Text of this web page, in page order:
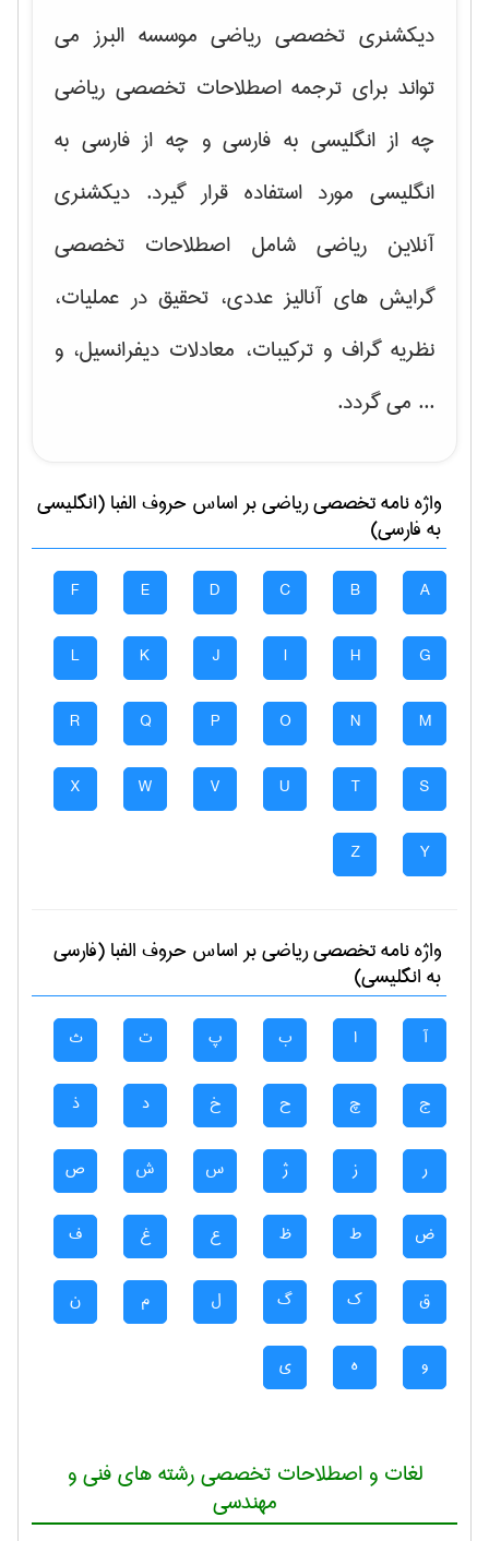
دیکشنری تخصصی ریاضی موسسه البرز می
تواند برای ترجمه اصطلاحات تخصصی ریاضی
چه از انگلیسی به فارسی و چه از فارسی به
انگلیسی مورد استفاده قرار گیرد. دیکشنری
آنلاین ریاضی شامل اصطلاحات تخصصی
گرایش های آنالیز عددی، تحقیق در عملیات،
نظریه گراف و تركیبات، معادلات دیفرانسیل، و
... می گردد.
واژه نامه تخصصیرياضیبر اساس حروف الفبا (انگلیسی
به فارسی)
A
B
C
D
E
F
G
H
I
J
K
L
M
N
O
P
Q
R
S
T
U
V
W
X
Y
Z
واژه نامه تخصصیرياضیبر اساس حروف الفبا (فارسی
به انگلیسی)
آ ا ب پ ت ث
ج چ ح خ د ذ
ر ز ژ س ش ص
ض ط ظ ع غ ف
ق ک گ ل م ن
و ه ی
لغات و اصطلاحات تخصصی رشته های فنی و
مهندسی